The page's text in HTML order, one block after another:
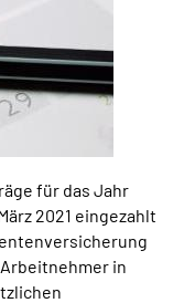
für das Jahr
2021 eingezahlt
in